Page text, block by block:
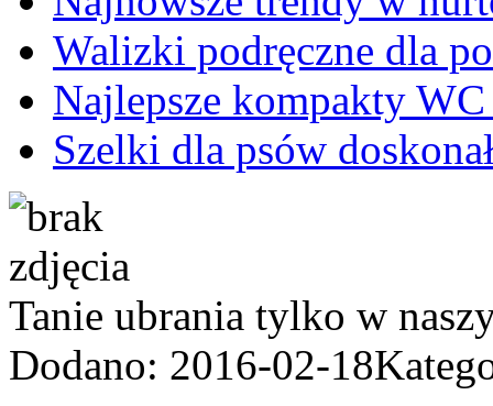
Walizki podręczne dla
Najlepsze kompakty WC
Szelki dla psów
Tanie ubrania tylko w
Dodano: 2016-02-18